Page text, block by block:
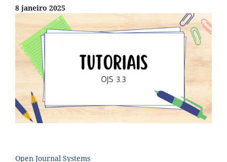
8 janeiro 2025
Open Journal Systems